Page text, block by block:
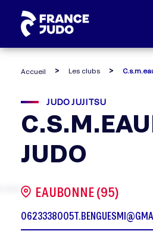
Accueil Les clubs
JUDO JUJITSU
JUDO
EAUBONNE (95)
0623338005